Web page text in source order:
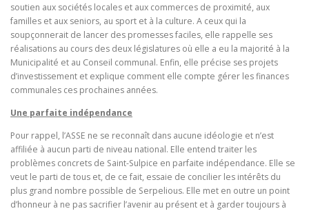
soutien aux sociétés locales et aux commerces de proximité, aux
familles et aux seniors, au sport et à la culture. A ceux qui la
soupçonnerait de lancer des promesses faciles, elle rappelle ses
réalisations au cours des deux législatures où elle a eu la majorité à la
Municipalité et au Conseil communal. Enfin, elle précise ses projets
d’investissement et explique comment elle compte gérer les finances
communales ces prochaines années.
Une parfaite indépendance
Pour rappel, l’ASSE ne se reconnaît dans aucune idéologie et n’est
affiliée à aucun parti de niveau national. Elle entend traiter les
problèmes concrets de Saint-Sulpice en parfaite indépendance. Elle se
veut le parti de tous et, de ce fait, essaie de concilier les intérêts du
plus grand nombre possible de Serpelious. Elle met en outre un point
d’honneur à ne pas sacrifier l’avenir au présent et à garder toujours à